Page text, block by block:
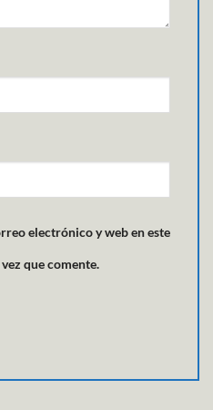
electrónico y web en este
que comente.